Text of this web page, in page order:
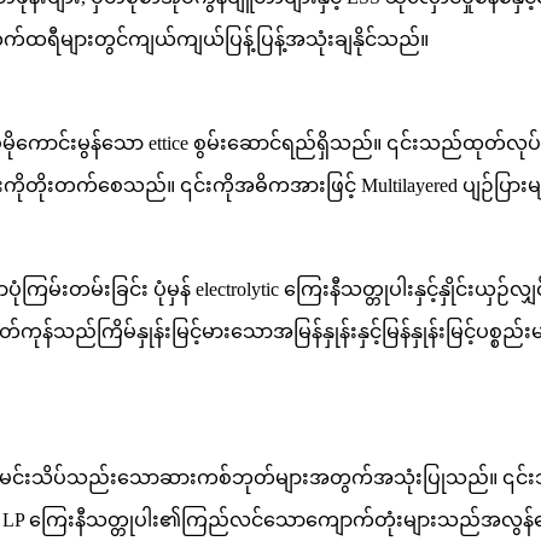
ရီများတွင်ကျယ်ကျယ်ပြန့်ပြန့်အသုံးချနိုင်သည်။
ာင်းမွန်သော ettice စွမ်းဆောင်ရည်ရှိသည်။ ၎င်းသည်ထုတ်လုပ်
တိုးတက်စေသည်။ ၎င်းကိုအဓိကအားဖြင့် Multilayered ပျဉ်ပြားမ
ြမ်းတမ်းခြင်း ပုံမှန် electrolytic ကြေးနီသတ္တုပါးနှင့်နှိုင်းယှဉ်
န်သည်ကြိမ်နှုန်းမြင့်မားသောအမြန်နှုန်းနှင့်မြန်နှုန်းမြင့်ပစ္စည်
အမင်းသိပ်သည်းသောဆားကစ်ဘုတ်များအတွက်အသုံးပြုသည်။ ၎င်း
ကြေးနီသတ္တုပါး၏ကြည်လင်သောကျောက်တုံးများသည်အလွန်